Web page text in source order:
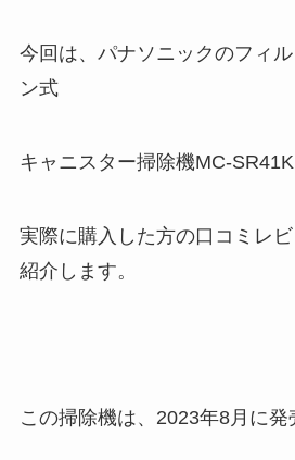
今回は、パナソニックのフィ
ン式
キャニスター掃除機MC-SR41K
実際に購入した方の口コミレ
紹介します。
この掃除機は、2023年8月に発